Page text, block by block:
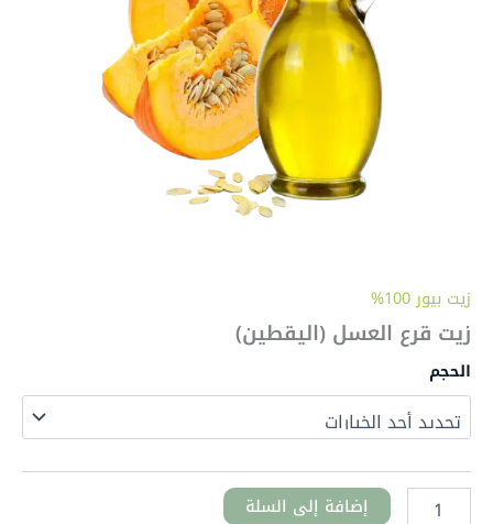
زيت بيور 100%
زيت قرع العسل (اليقطين)
الحجم
إضافة إلى السلة